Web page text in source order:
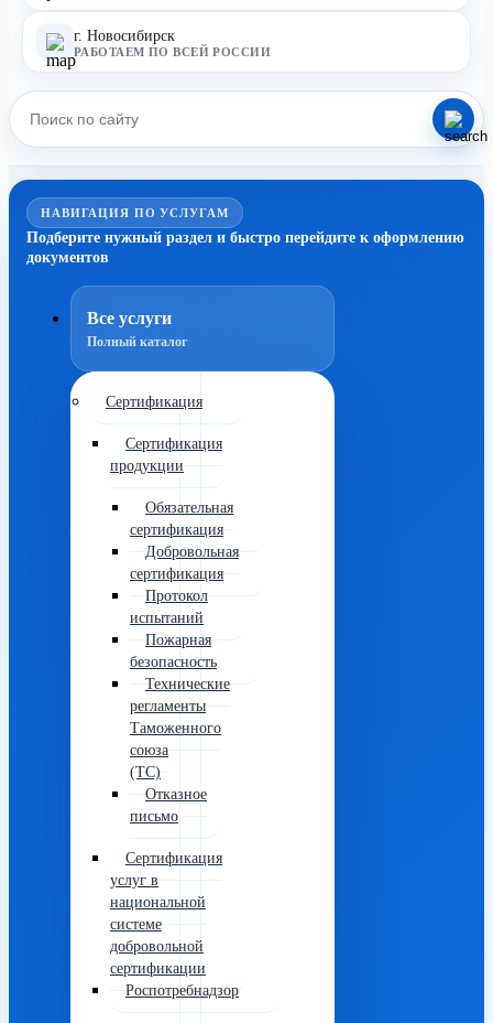
г. Новосибирск
РАБОТАЕМ ПО ВСЕЙ РОССИИ
НАВИГАЦИЯ ПО УСЛУГАМ
Подберите нужный раздел и быстро перейдите к оформлению
документов
Все услуги
Полный каталог
Сертификация
Сертификация
продукции
Обязательная
сертификация
Добровольная
сертификация
Протокол
испытаний
Пожарная
безопасность
Технические
регламенты
Таможенного
союза
(ТС)
Отказное
письмо
Сертификация
услуг в
национальной
системе
добровольной
сертификации
Роспотребнадзор